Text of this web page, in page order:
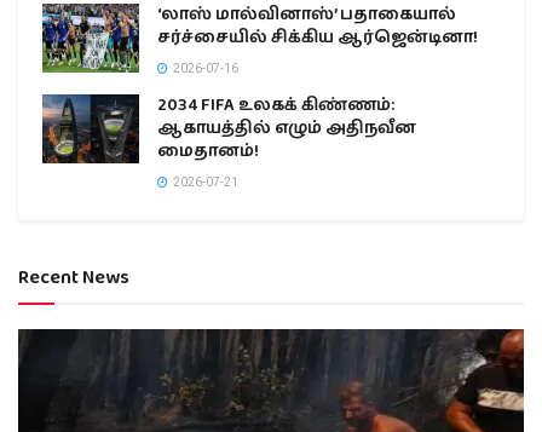
‘லாஸ் மால்வினாஸ்’ பதாகையால்
சர்ச்சையில் சிக்கிய ஆர்ஜென்டினா!
2026-07-16
2034 FIFA உலகக் கிண்ணம்:
ஆகாயத்தில் எழும் அதிநவீன
மைதானம்!
2026-07-21
Recent News